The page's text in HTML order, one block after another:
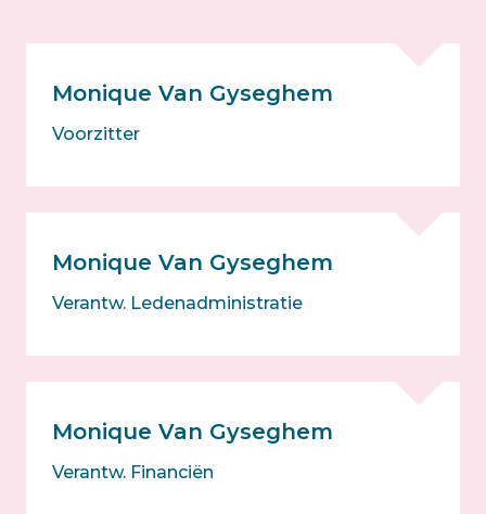
Monique Van Gyseghem
Voorzitter
Monique Van Gyseghem
Verantw. Ledenadministratie
Monique Van Gyseghem
Verantw. Financiën